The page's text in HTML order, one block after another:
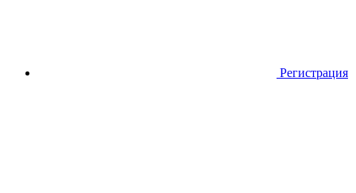
Регистрация